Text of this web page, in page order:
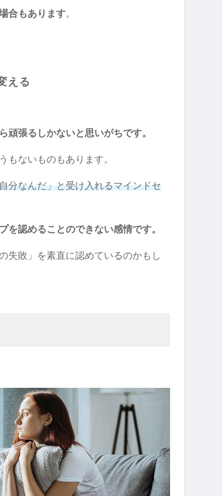
合もあります
える
頑張るしかないと思いがちです。
もないものもあります。
分なんだ」と受け入れるマインドセ
認めることのできない感情です。
失敗」を素直に認めているのかもし